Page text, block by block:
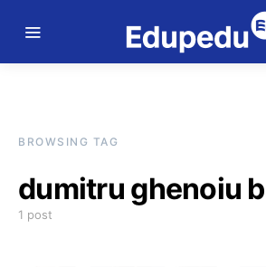
BROWSING TAG
dumitru ghenoiu
1 post